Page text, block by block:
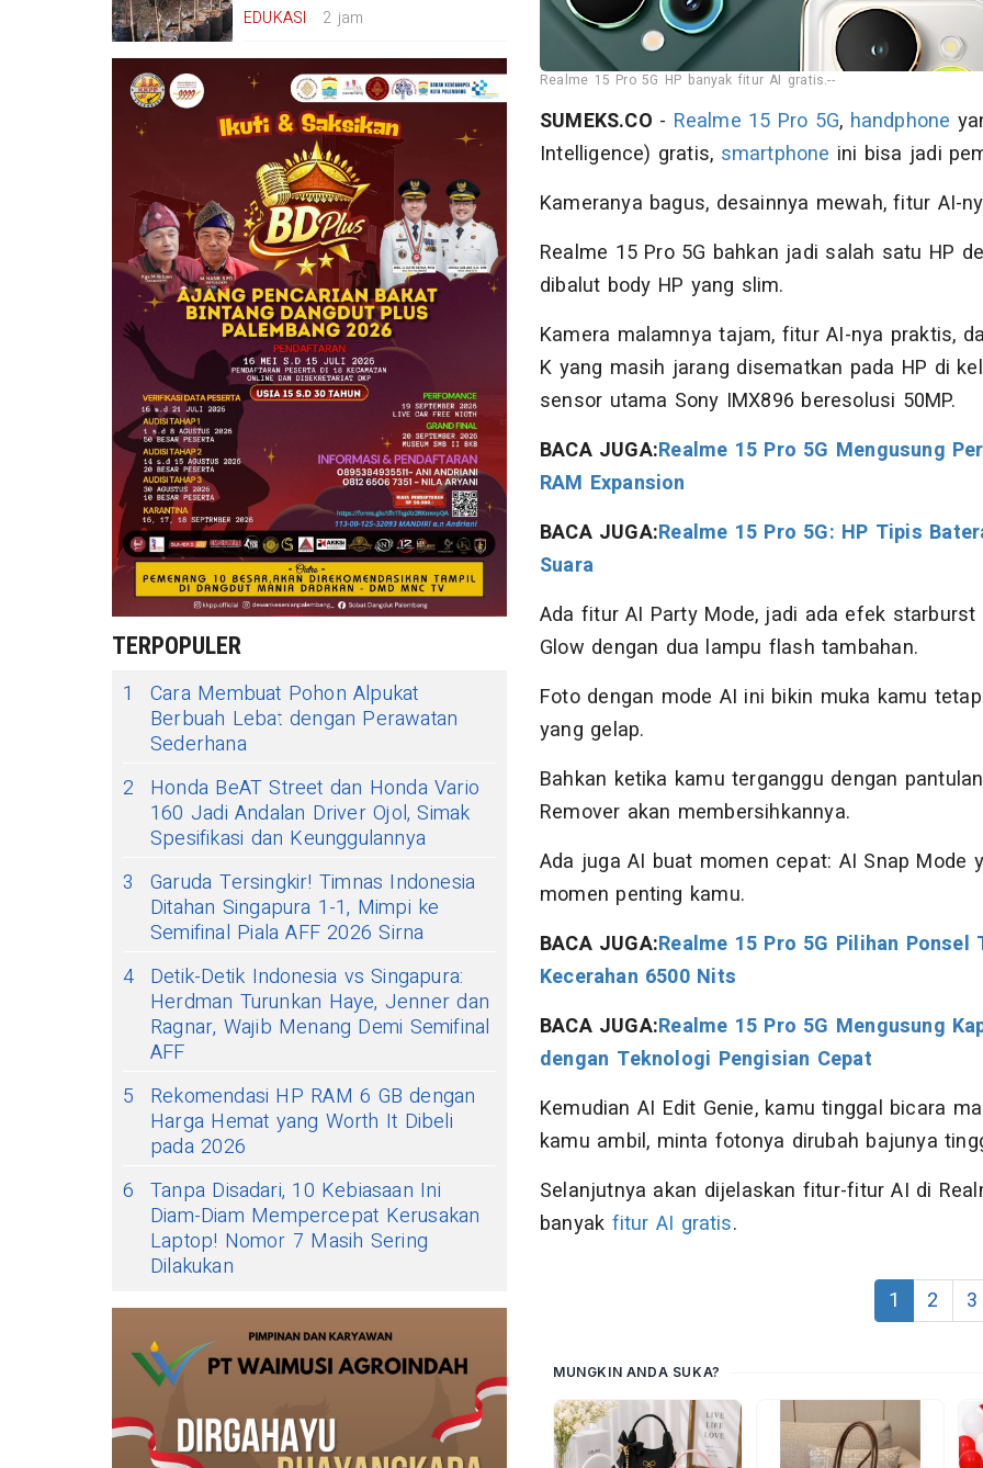
EDUKASI 2 jam
TERPOPULER
1
Cara Membuat Pohon Alpukat
Berbuah Lebat dengan Perawatan
Sederhana
2
Honda BeAT Street dan Honda Vario
160 Jadi Andalan Driver Ojol, Simak
Spesifikasi dan Keunggulannya
3
Garuda Tersingkir! Timnas Indonesia
Ditahan Singapura 1-1, Mimpi ke
Semifinal Piala AFF 2026 Sirna
4 Detik-Detik Indonesia vs Singapura:
Herdman Turunkan Haye, Jenner dan
Ragnar, Wajib Menang Demi Semifinal
AFF
5
Rekomendasi HP RAM 6 GB dengan
Harga Hemat yang Worth It Dibeli
pada 2026
6 Tanpa Disadari, 10 Kebiasaan Ini
Diam-Diam Mempercepat Kerusakan
Laptop! Nomor 7 Masih Sering
Dilakukan
Realme 15 Pro 5G HP banyak fitur AI gratis.--
SUMEKS.CO - Realme 15 Pro 5G, handphone
Intelligence) gratis, smartphone ini bisa jadi
Kameranya bagus, desainnya mewah, fitur AI-
Realme 15 Pro 5G bahkan jadi salah satu HP
dibalut body HP yang slim.
Kamera malamnya tajam, fitur AI-nya praktis,
K yang masih jarang disematkan pada HP di
sensor utama Sony IMX896 beresolusi 50MP.
BACA JUGA:Realme 15 Pro 5G Mengusung
RAM Expansion
BACA JUGA:Realme 15 Pro 5G: HP Tipis
Suara
Ada fitur AI Party Mode, jadi ada efek
Glow dengan dua lampu flash tambahan.
Foto dengan mode AI ini bikin muka kamu
yang gelap.
Bahkan ketika kamu terganggu dengan
Remover akan membersihkannya.
Ada juga AI buat momen cepat: AI Snap Mode
momen penting kamu.
BACA JUGA:Realme 15 Pro 5G Pilihan Ponsel
Kecerahan 6500 Nits
BACA JUGA:Realme 15 Pro 5G Mengusung
dengan Teknologi Pengisian Cepat
Kemudian AI Edit Genie, kamu tinggal bicara
kamu ambil, minta fotonya dirubah bajunya
Selanjutnya akan dijelaskan fitur-fitur AI di
banyak fitur AI gratis.
1 2 3